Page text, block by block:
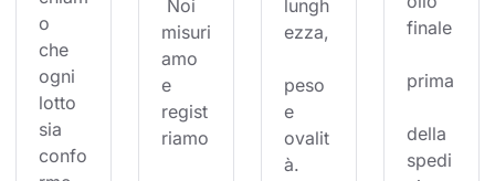
o
che
ogni
lotto
sia
confo
Noi
misuri
amo
e
regist
riamo
lungh
ezza,
peso
e
ovalit
à.
finale
prima
della
spedi